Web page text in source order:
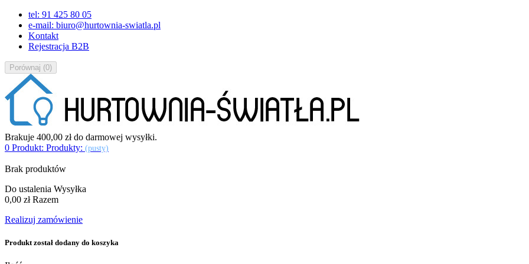
tel: 91 425 80 05
e-mail: biuro@hurtownia-swiatla.pl
Kontakt
Rejestracja B2B
Porównaj (0)
Brakuje 400,00 złdo darmowej wysyłki.
0 Produkt: Produkty: (pusty)
Brak produktów
Do ustalenia Wysyłka
0,00 zł Razem
Realizuj zamówienie
Produkt został dodany do koszyka